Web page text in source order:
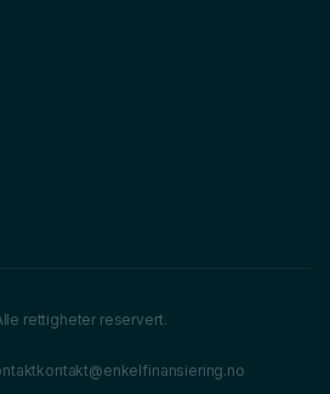
rettigheter reservert.
kontakt@enkelfinansiering.no